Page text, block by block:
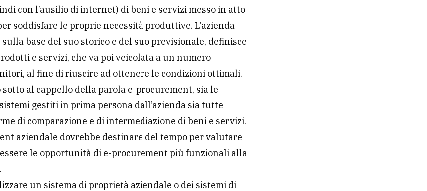
con l’ausilio di internet) di beni e servizi messo in atto
soddisfare le proprie necessità produttive. L’azienda
sulla base del suo storico e del suo previsionale, definisce
e servizi, che va poi veicolata a un numero
al fine di riuscire ad ottenere le condizioni ottimali.
al cappello della parola e-procurement, sia le
gestiti in prima persona dall’azienda sia tutte
di comparazione e di intermediazione di beni e servizi.
aziendale dovrebbe destinare del tempo per valutare
le opportunità di e-procurement più funzionali alla
un sistema di proprietà aziendale o dei sistemi di